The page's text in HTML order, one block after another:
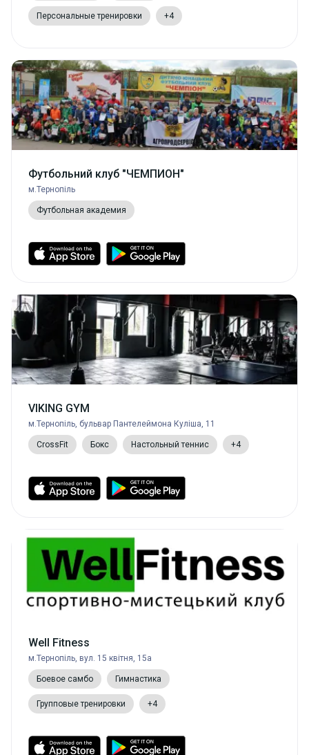
Персональные тренировки +4
Футбольний клуб "ЧЕМПИОН"
м.Тернопіль
Футбольная академия
VIKING GYM
м.Тернопіль, бульвар Пантелеймона Куліша, 11
CrossFit Бокс Настольный теннис +4
Well Fitness
м.Тернопіль, вул. 15 квітня, 15а
Боевое самбо Гимнастика
Групповые тренировки +4